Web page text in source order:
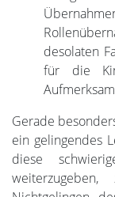
desolaten
für die
Gerade
ein gelingendes
diese